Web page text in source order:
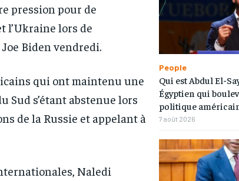
MONDE
OPPORTUNITÉ
PARTENAIRES
IT-ADMIN
TOGOREPORT
L’INTEGRAL
TOGOREGARD
MONDE
OPPORTUNITÉ
PARTENAIRES
IT-ADMIN
TOGOREPORT
L’INTEGRAL
TOGOREGARD
MONDE
OPPORTUNITÉ
PARTENAIRES
IT-ADMIN
TOGOREPORT
L’INTEGRAL
TOGOREGARD
MONDE
OPPORTUNITÉ
PARTENAIRES
IT-ADMIN
TOGOREPORT
L’INTEGRAL
TOGOREGARD
pression pour de
l’Ukraine lors de
Biden vendredi.
qui ont maintenu une
Sud s’étant abstenue lors
de la Russie et appelant à
Naledi
People
Qui est Abdul El-
Égyptien qui
politique
7 août 2026